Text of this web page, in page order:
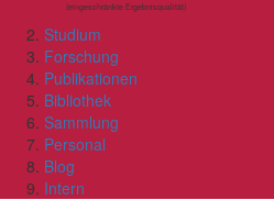
(eingeschränkte Ergebnisqualität)
Studium
Forschung
Publikationen
Bibliothek
Sammlung
Personal
Blog
Intern